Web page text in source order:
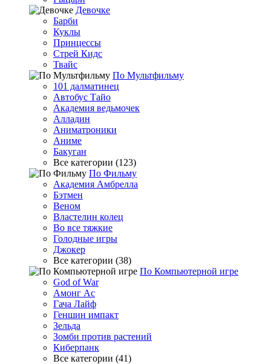
Девочке
Барби
Куклы
Принцессы
Стрей Кидс
Твайс
По Мультфильму
101 далматинец
Автобус Тайо
Академия ведьмочек
Алладин
Аниматроники
Аниме
Бакуган
Все категории (123)
По Фильму
Академия Амбрелла
Бэтмен
Веном
Властелин колец
Во все тяжкие
Голодные игры
Джокер
Все категории (38)
По Компьютерной игре
God of War
Амонг Ас
Гача Лайф
Геншин импакт
Зельда
Зомби против растений
Киберпанк
Все категории (41)